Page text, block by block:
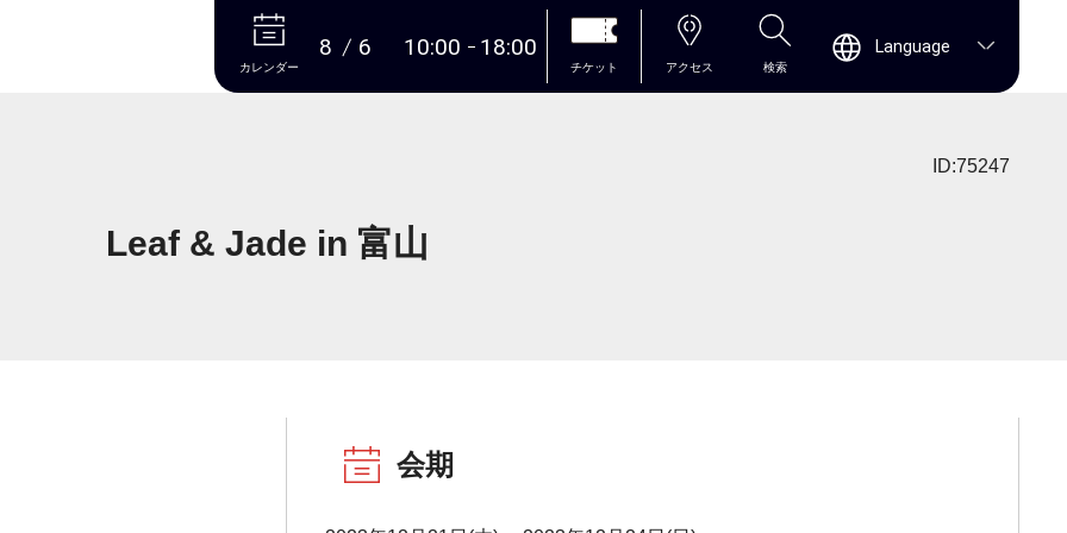
本文へ
カレンダー
8 6 10:00 18:00
チケット アクセス 検索
Language
ID:75247
Leaf & Jade in 富山
会期